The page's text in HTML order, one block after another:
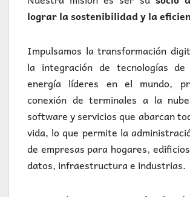
lograr la sostenibilidad y la
Impulsamos la transformación
la integración de tecnologías
energía líderes en el mundo,
conexión de terminales a la
software y servicios que abarcan
vida, lo que permite la
de empresas para hogares,
datos, infraestructura e industrias.